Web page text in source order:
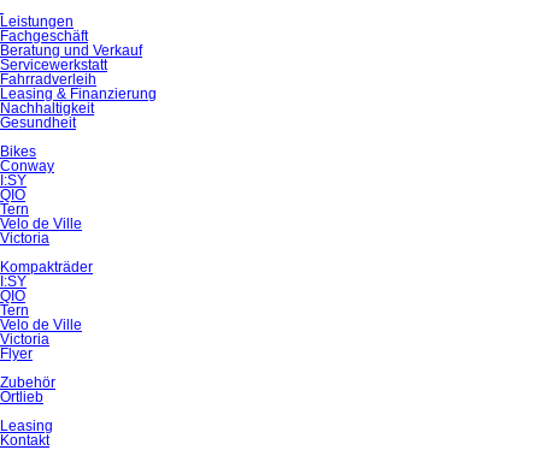
Navigation
überspringen
Leistungen
Fachgeschäft
Beratung und Verkauf
Servicewerkstatt
Fahrradverleih
Leasing & Finanzierung
Nachhaltigkeit
Gesundheit
Bikes
Conway
I:SY
QIO
Tern
Velo de Ville
Victoria
Kompakträder
I:SY
QIO
Tern
Velo de Ville
Victoria
Flyer
Zubehör
Ortlieb
Leasing
Kontakt